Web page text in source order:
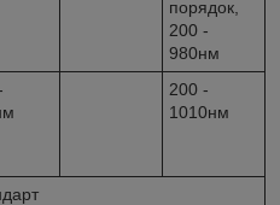
порядок,
200 -
980нм
200 -
1010нм